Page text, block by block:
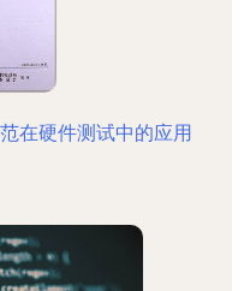
在硬件测试中的应用